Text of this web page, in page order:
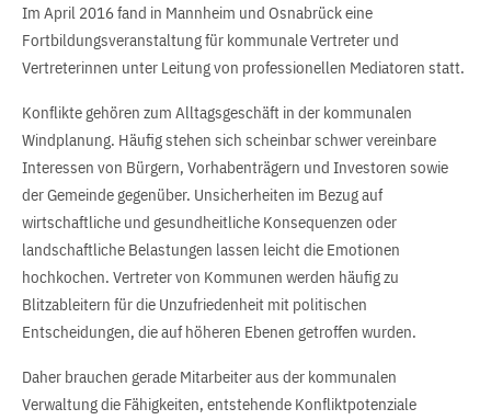
Im April 2016 fand in Mannheim und Osnabrück eine
Fortbildungsveranstaltung für kommunale Vertreter und
Vertreterinnen unter Leitung von professionellen Mediatoren statt.
Konflikte gehören zum Alltagsgeschäft in der kommunalen
Windplanung. Häufig stehen sich scheinbar schwer vereinbare
Interessen von Bürgern, Vorhabenträgern und Investoren sowie
der Gemeinde gegenüber. Unsicherheiten im Bezug auf
wirtschaftliche und gesundheitliche Konsequenzen oder
landschaftliche Belastungen lassen leicht die Emotionen
hochkochen. Vertreter von Kommunen werden häufig zu
Blitzableitern für die Unzufriedenheit mit politischen
Entscheidungen, die auf höheren Ebenen getroffen wurden.
Daher brauchen gerade Mitarbeiter aus der kommunalen
Verwaltung die Fähigkeiten, entstehende Konfliktpotenziale